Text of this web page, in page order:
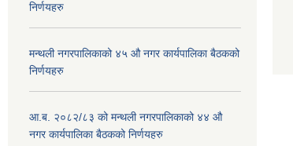
निर्णयहरु
मन्थली नगरपालिकाको ४५ औ नगर कार्यपालिका बैठकको
निर्णयहरु
आ.ब. २०८२/८३ को मन्थली नगरपालिकाको ४४ औ
नगर कार्यपालिका बैठकको निर्णयहरु